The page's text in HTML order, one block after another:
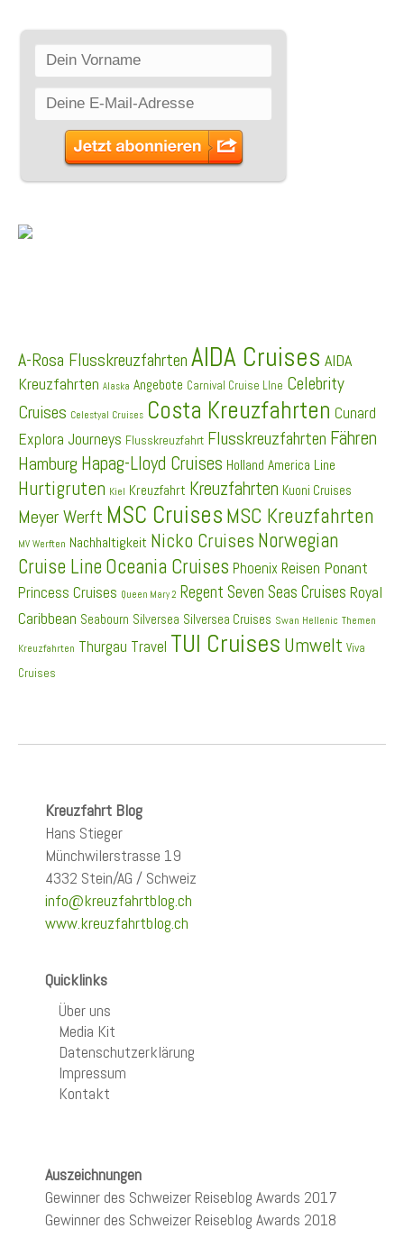
A-Rosa Flusskreuzfahrten AIDA Cruises AIDA
Kreuzfahrten Alaska Angebote Carnival Cruise LIne Celebrity
Cruises Celestyal Cruises Costa Kreuzfahrten Cunard
Explora Journeys Flusskreuzfahrt Flusskreuzfahrten Fähren
Hamburg Hapag-Lloyd Cruises Holland America Line
Hurtigruten Kiel Kreuzfahrt Kreuzfahrten Kuoni Cruises
Meyer Werft MSC Cruises MSC Kreuzfahrten
MV Werften Nachhaltigkeit Nicko Cruises Norwegian
Cruise Line Oceania Cruises Phoenix Reisen Ponant
Princess Cruises Queen Mary 2 Regent Seven Seas Cruises Royal
Caribbean Seabourn Silversea Silversea Cruises Swan Hellenic Themen
Kreuzfahrten Thurgau Travel TUI Cruises Umwelt Viva
Cruises
Kreuzfahrt Blog
Hans Stieger
Münchwilerstrasse 19
4332 Stein/AG / Schweiz
info@kreuzfahrtblog.ch
www.kreuzfahrtblog.ch
Quicklinks
Über uns
Media Kit
Datenschutzerklärung
Impressum
Kontakt
Auszeichnungen
Gewinner des Schweizer Reiseblog Awards 2017
Gewinner des Schweizer Reiseblog Awards 2018